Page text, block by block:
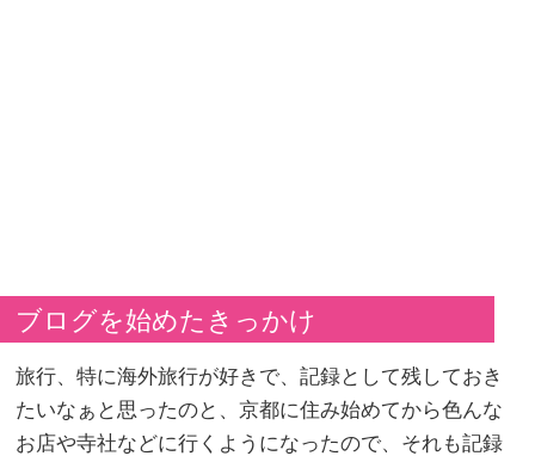
ブログを始めたきっかけ
旅行、特に海外旅行が好きで、記録として残しておき
たいなぁと思ったのと、京都に住み始めてから色んな
お店や寺社などに行くようになったので、それも記録